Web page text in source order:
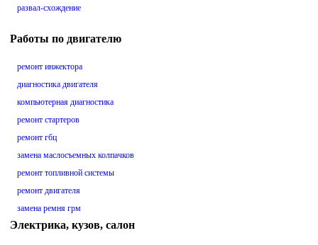
развал-схождение
Работы по двигателю
ремонт инжектора
диагностика двигателя
компьютерная диагностика
ремонт стартеров
ремонт гбц
замена маслосъемных колпачков
ремонт топливной системы
ремонт двигателя
замена ремня грм
Электрика, кузов, салон